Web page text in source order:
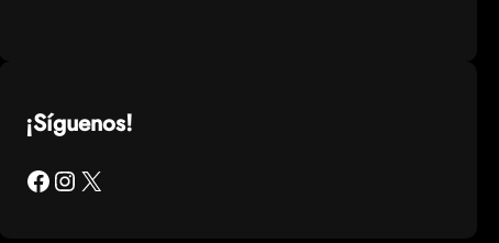
¡Síguenos!
Facebook Instagram X